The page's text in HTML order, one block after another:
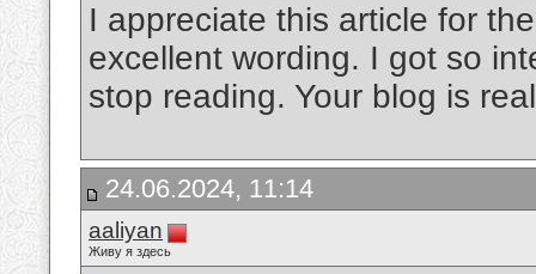
I appreciate this article for
excellent wording. I got so
stop reading. Your blog is
24.06.2024, 11:14
aaliyan
Живу я здесь